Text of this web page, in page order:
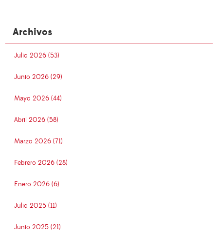
Archivos
Julio 2026 (53)
Junio 2026 (29)
Mayo 2026 (44)
Abril 2026 (58)
Marzo 2026 (71)
Febrero 2026 (28)
Enero 2026 (6)
Julio 2025 (11)
Junio 2025 (21)